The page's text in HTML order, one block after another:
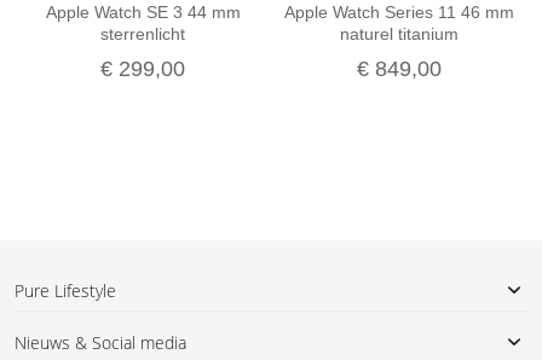
Apple Watch SE 3 44 mm
sterrenlicht
€ 299,00
Apple Watch Series 11 46 mm
naturel titanium
€ 849,00
Pure Lifestyle
Nieuws & Social media